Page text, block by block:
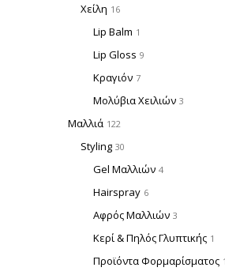
Χείλη 16
Lip Balm 1
Lip Gloss 9
Κραγιόν 7
Μολύβια Χειλιών 3
Μαλλιά 122
Styling 30
Gel Μαλλιών 4
Hairspray 6
Αφρός Μαλλιών 3
Κερί & Πηλός Γλυπτικής 1
Προϊόντα Φορμαρίσματος